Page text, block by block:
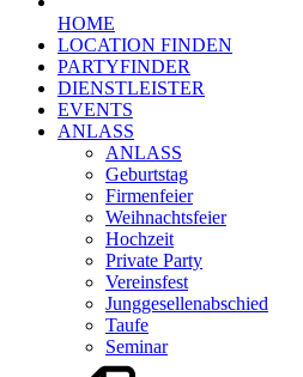
HOME
LOCATION FINDEN
PARTYFINDER
DIENSTLEISTER
EVENTS
ANLASS
ANLASS
Geburtstag
Firmenfeier
Weihnachtsfeier
Hochzeit
Private Party
Vereinsfest
Junggesellenabschied
Taufe
Seminar